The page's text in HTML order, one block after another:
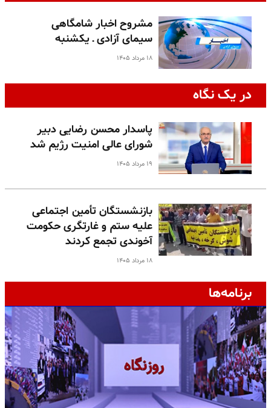
مشروح اخبار شامگاهی
سیمای آزادی ـ یکشنبه
۱۸ مرداد ۱۴۰۵
در یک نگاه
پاسدار محسن رضایی دبیر
شورای عالی امنیت رژیم شد
۱۹ مرداد ۱۴۰۵
بازنشستگان تأمین اجتماعی
علیه ستم و غارتگری حکومت
آخوندی تجمع کردند
۱۸ مرداد ۱۴۰۵
برنامه‌ها